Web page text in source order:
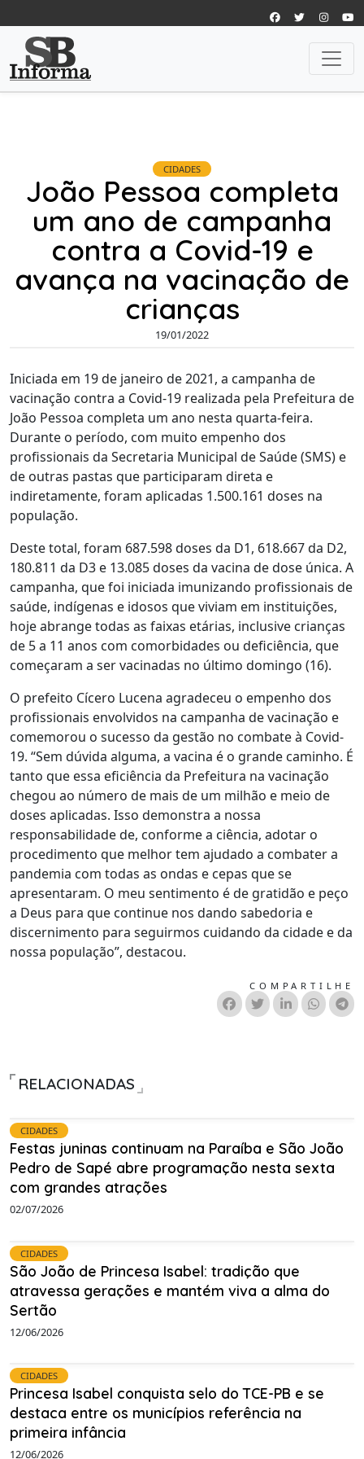
CIDADES
João Pessoa completa
um ano de campanha
contra a Covid-19 e
avança na vacinação de
crianças
19/01/2022
Iniciada em 19 de janeiro de 2021, a campanha de
vacinação contra a Covid-19 realizada pela Prefeitura de
João Pessoa completa um ano nesta quarta-feira.
Durante o período, com muito empenho dos
profissionais da Secretaria Municipal de Saúde (SMS) e
de outras pastas que participaram direta e
indiretamente, foram aplicadas 1.500.161 doses na
população.
Deste total, foram 687.598 doses da D1, 618.667 da D2,
180.811 da D3 e 13.085 doses da vacina de dose única. A
campanha, que foi iniciada imunizando profissionais de
saúde, indígenas e idosos que viviam em instituições,
hoje abrange todas as faixas etárias, inclusive crianças
de 5 a 11 anos com comorbidades ou deficiência, que
começaram a ser vacinadas no último domingo (16).
O prefeito Cícero Lucena agradeceu o empenho dos
profissionais envolvidos na campanha de vacinação e
comemorou o sucesso da gestão no combate à Covid-
19. “Sem dúvida alguma, a vacina é o grande caminho. É
tanto que essa eficiência da Prefeitura na vacinação
chegou ao número de mais de um milhão e meio de
doses aplicadas. Isso demonstra a nossa
responsabilidade de, conforme a ciência, adotar o
procedimento que melhor tem ajudado a combater a
pandemia com todas as ondas e cepas que se
apresentaram. O meu sentimento é de gratidão e peço
a Deus para que continue nos dando sabedoria e
discernimento para seguirmos cuidando da cidade e da
nossa população”, destacou.
COMPARTILHE
RELACIONADAS
CIDADES
Festas juninas continuam na Paraíba e São João
Pedro de Sapé abre programação nesta sexta
com grandes atrações
02/07/2026
CIDADES
São João de Princesa Isabel: tradição que
atravessa gerações e mantém viva a alma do
Sertão
12/06/2026
CIDADES
Princesa Isabel conquista selo do TCE-PB e se
destaca entre os municípios referência na
primeira infância
12/06/2026